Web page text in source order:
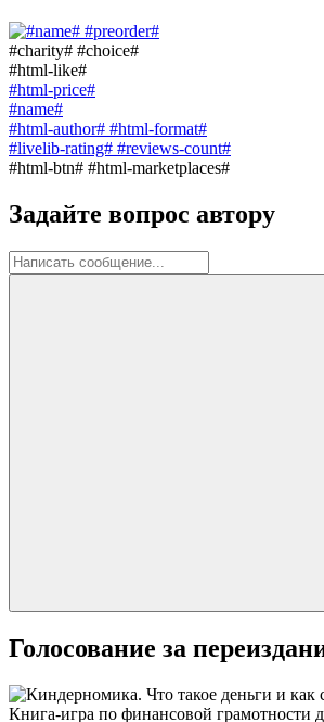
#preorder#
#charity# #choice#
#html-like#
#html-price#
#name#
#html-author# #html-format#
#livelib-rating# #reviews-count#
#html-btn# #html-marketplaces#
Задайте вопрос автору
Голосование за